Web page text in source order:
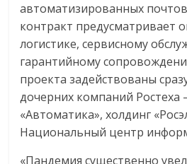
Нам
важно,
как
знать
как
Сеть
меняет
жизнь
автоматизированных
контракт предусматривает
логистике, сервисному
гарантийному
проекта задействованы
дочерних компаний Ростеха
«Автоматика», холдинг
Национальный центр
«Пандемия существенно